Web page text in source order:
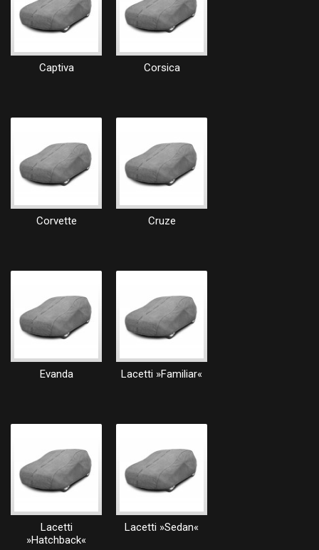
Captiva Corsica
Corvette Cruze
Evanda Lacetti »Familiar«
Lacetti
»Hatchback«
Lacetti »Sedan«